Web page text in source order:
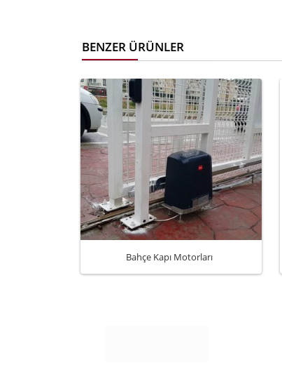
BENZER ÜRÜNLER
Bahçe Kapı Motorları